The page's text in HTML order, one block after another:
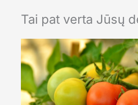
Tai pat verta Jūsų